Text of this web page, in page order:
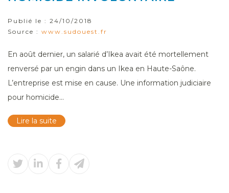
Publié le : 24/10/2018
Source : www.sudouest.fr
En août dernier, un salarié d’Ikea avait été mortellement
renversé par un engin dans un Ikea en Haute-Saône.
L’entreprise est mise en cause. Une information judiciaire
pour homicide...
Lire la suite